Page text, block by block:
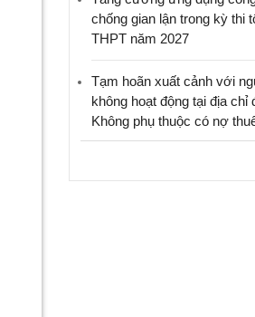
chống gian lận trong kỳ thi
THPT năm 2027
Tạm hoãn xuất cảnh với
không hoạt động tại địa chỉ
Không phụ thuộc có nợ